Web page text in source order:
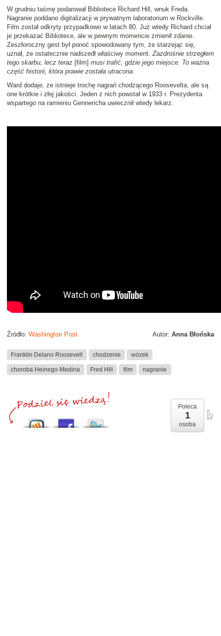
W grudniu taśmę podarował Bibliotece Richard Hill, wnuk Freda.
Nagranie poddano digitalizacji w prywatnym laboratorium w Rockville.
Film został odkryty przypadkowo w latach 80. Już wtedy Richard chciał
je przekazać Bibliotece, ale w pewnym momencie zmienił zdanie.
Zeszłoroczny gest był ponoć spowodowany tym, że starzejąc się,
uznał, że ostatecznie nadszedł właściwy moment.Zazdrośnie strzegłem
tego skarbu, lecz teraz [film] musi trafić, gdzie jego miejsce. To ważna
część historii, która prawie została utracona.
Ward dodaje, że istnieje trochę nagrań chodzącego Roosevelta, ale są
one krótkie i złej jakości. Jeden z nich powstał w 1933 r. Prezydenta
wspartego na ramieniu Gennericha uwiecznił wtedy lekarz.
Autor: Anna Błońska
Źródło: Washington Post
Franklin Delano Roosevelt chodzenie wózek
choroba Heinego-Medina Fred Hill film nagranie
Poleca
1
osoba